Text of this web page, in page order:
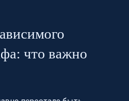
что важно